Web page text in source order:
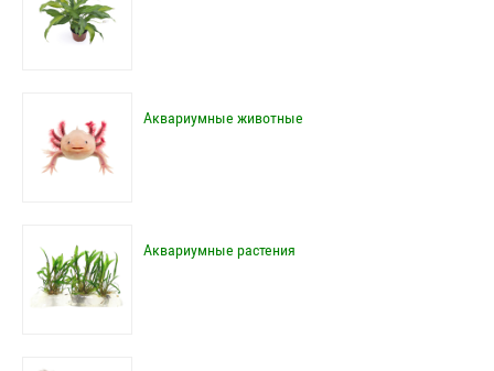
Аквариумные животные
Аквариумные растения